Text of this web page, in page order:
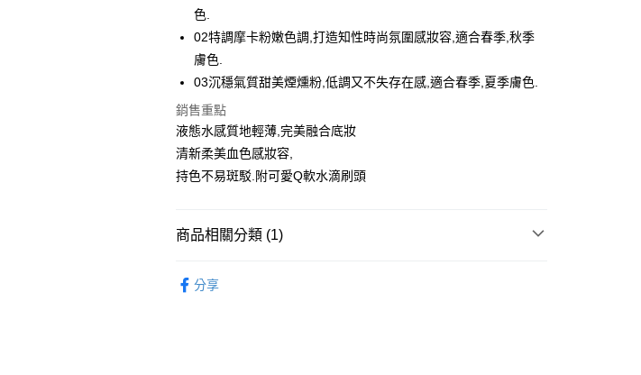
LINE Pay
Apple Pay
街口支付
悠遊付
Google Pay
AFTEE先享後付
【關於「AFTEE先享後付」】
AFTEE先享後付是「在收到商品之後才付款」的支付方式。 讓您購物簡單
２．便利：只要手機號碼，簡訊認證，即可結帳。
即享券
運送方式
色.
02特調摩卡粉嫩色調,打造知性時尚氛圍感妝容,適合春季,秋季
膚色.
03沉穩氣質甜美煙燻粉,低調又不失存在感,適合春季,夏季膚色.
銷售重點
液態水感質地輕薄,完美融合底妝
清新柔美血色感妝容,
持色不易斑駁.附可愛Q軟水滴刷頭
商品相關分類 (1)
分享